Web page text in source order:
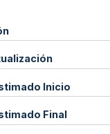
Inicio
Final